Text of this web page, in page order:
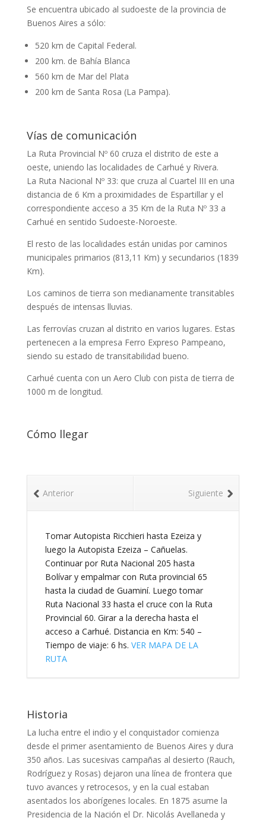
Se encuentra ubicado al sudoeste de la provincia de
Buenos Aires a sólo:
520 km de Capital Federal.
200 km. de Bahía Blanca
560 km de Mar del Plata
200 km de Santa Rosa (La Pampa).
Vías de comunicación
La Ruta Provincial Nº 60 cruza el distrito de este a
oeste, uniendo las localidades de Carhué y Rivera.
La Ruta Nacional Nº 33: que cruza al Cuartel III en una
distancia de 6 Km a proximidades de Espartillar y el
correspondiente acceso a 35 Km de la Ruta Nº 33 a
Carhué en sentido Sudoeste-Noroeste.
El resto de las localidades están unidas por caminos
municipales primarios (813,11 Km) y secundarios (1839
Km).
Los caminos de tierra son medianamente transitables
después de intensas lluvias.
Las ferrovías cruzan al distrito en varios lugares. Estas
pertenecen a la empresa Ferro Expreso Pampeano,
siendo su estado de transitabilidad bueno.
Carhué cuenta con un Aero Club con pista de tierra de
1000 m de longitud.
Cómo llegar
Siguiente
Anterior
Tomar Autopista Ricchieri hasta Ezeiza y
luego la Autopista Ezeiza – Cañuelas.
Continuar por Ruta Nacional 205 hasta
Bolívar y empalmar con Ruta provincial 65
hasta la ciudad de Guaminí. Luego tomar
Ruta Nacional 33 hasta el cruce con la Ruta
Provincial 60. Girar a la derecha hasta el
acceso a Carhué. Distancia en Km: 540 –
Tiempo de viaje: 6 hs. VER MAPA DE LA
RUTA
Historia
La lucha entre el indio y el conquistador comienza
desde el primer asentamiento de Buenos Aires y dura
350 años. Las sucesivas campañas al desierto (Rauch,
Rodríguez y Rosas) dejaron una línea de frontera que
tuvo avances y retrocesos, y en la cual estaban
asentados los aborígenes locales. En 1875 asume la
Presidencia de la Nación el Dr. Nicolás Avellaneda y